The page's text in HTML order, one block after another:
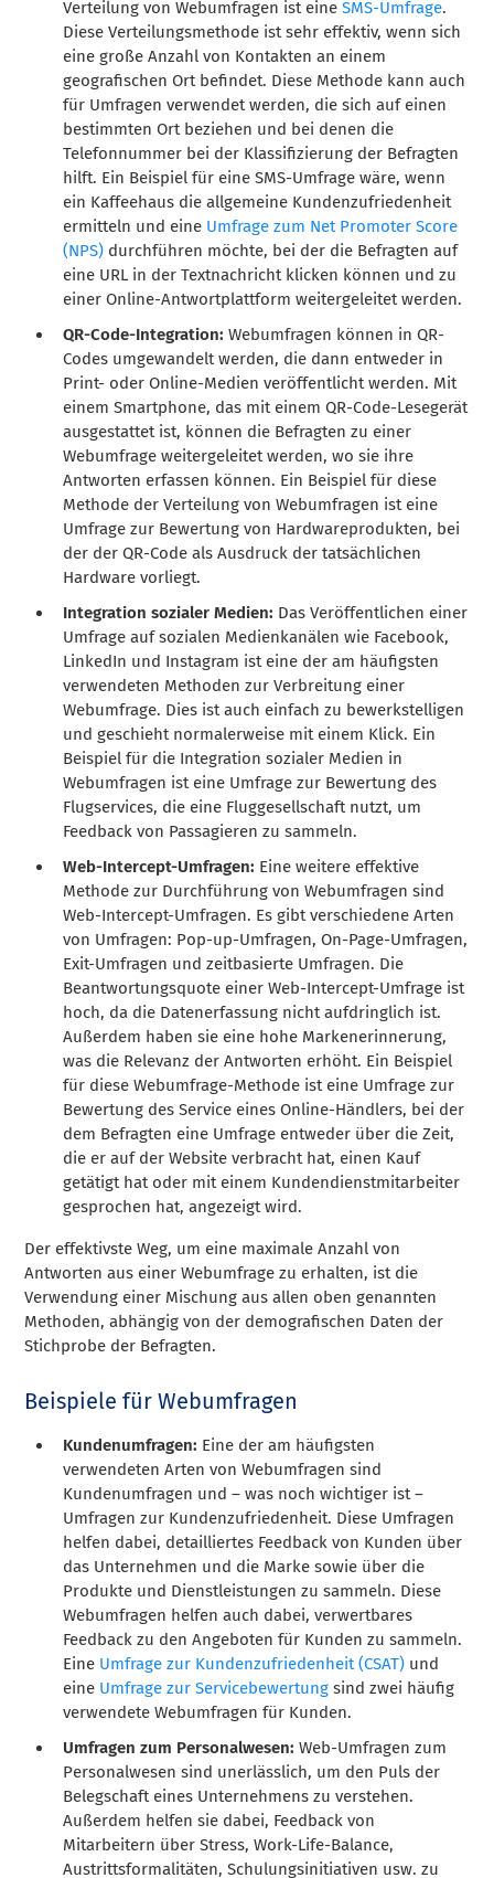
Verteilung von Webumfragen ist eineSMS-Umfrage.
Diese Verteilungsmethode ist sehr effektiv, wenn sich
eine große Anzahl von Kontakten an einem
geografischen Ort befindet. Diese Methode kann auch
für Umfragen verwendet werden, die sich auf einen
bestimmten Ort beziehen und bei denen die
Telefonnummer bei der Klassifizierung der Befragten
hilft. Ein Beispiel für eine SMS-Umfrage wäre, wenn
ein Kaffeehaus die allgemeine Kundenzufriedenheit
ermitteln und eine Umfrage zum Net Promoter Score
(NPS) durchführen möchte, bei der die Befragten auf
eine URL in der Textnachricht klicken können und zu
einer Online-Antwortplattform weitergeleitet werden.
QR-Code-Integration: Webumfragen können in QR-
Codes umgewandelt werden, die dann entweder in
Print- oder Online-Medien veröffentlicht werden. Mit
einem Smartphone, das mit einem QR-Code-Lesegerät
ausgestattet ist, können die Befragten zu einer
Webumfrage weitergeleitet werden, wo sie ihre
Antworten erfassen können. Ein Beispiel für diese
Methode der Verteilung von Webumfragen ist eine
Umfrage zur Bewertung von Hardwareprodukten, bei
der der QR-Code als Ausdruck der tatsächlichen
Hardware vorliegt.
Integration sozialer Medien: Das Veröffentlichen einer
Umfrage auf sozialen Medienkanälen wie Facebook,
LinkedIn und Instagram ist eine der am häufigsten
verwendeten Methoden zur Verbreitung einer
Webumfrage. Dies ist auch einfach zu bewerkstelligen
und geschieht normalerweise mit einem Klick. Ein
Beispiel für die Integration sozialer Medien in
Webumfragen ist eine Umfrage zur Bewertung des
Flugservices, die eine Fluggesellschaft nutzt, um
Feedback von Passagieren zu sammeln.
Web-Intercept-Umfragen: Eine weitere effektive
Methode zur Durchführung von Webumfragen sind
Web-Intercept-Umfragen. Es gibt verschiedene Arten
von Umfragen: Pop-up-Umfragen, On-Page-Umfragen,
Exit-Umfragen und zeitbasierte Umfragen. Die
Beantwortungsquote einer Web-Intercept-Umfrage ist
hoch, da die Datenerfassung nicht aufdringlich ist.
Außerdem haben sie eine hohe Markenerinnerung,
was die Relevanz der Antworten erhöht. Ein Beispiel
für diese Webumfrage-Methode ist eine Umfrage zur
Bewertung des Service eines Online-Händlers, bei der
dem Befragten eine Umfrage entweder über die Zeit,
die er auf der Website verbracht hat, einen Kauf
getätigt hat oder mit einem Kundendienstmitarbeiter
gesprochen hat, angezeigt wird.
Der effektivste Weg, um eine maximale Anzahl von
Antworten aus einer Webumfrage zu erhalten, ist die
Verwendung einer Mischung aus allen oben genannten
Methoden, abhängig von der demografischen Daten der
Stichprobe der Befragten.
Beispiele für Webumfragen
Kundenumfragen: Eine der am häufigsten
verwendeten Arten von Webumfragen sind
Kundenumfragen und – was noch wichtiger ist –
Umfragen zur Kundenzufriedenheit. Diese Umfragen
helfen dabei, detailliertes Feedback von Kunden über
das Unternehmen und die Marke sowie über die
Produkte und Dienstleistungen zu sammeln. Diese
Webumfragen helfen auch dabei, verwertbares
Feedback zu den Angeboten für Kunden zu sammeln.
Eine Umfrage zur Kundenzufriedenheit (CSAT) und
eine Umfrage zur Servicebewertung sind zwei häufig
verwendete Webumfragen für Kunden.
Umfragen zum Personalwesen: Web-Umfragen zum
Personalwesen sind unerlässlich, um den Puls der
Belegschaft eines Unternehmens zu verstehen.
Außerdem helfen sie dabei, Feedback von
Mitarbeitern über Stress, Work-Life-Balance,
Austrittsformalitäten, Schulungsinitiativen usw. zu